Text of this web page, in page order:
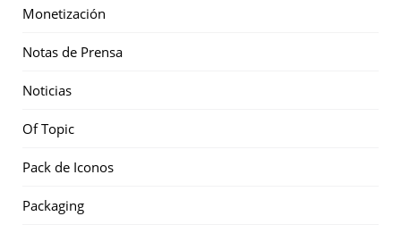
Monetización
Notas de Prensa
Noticias
Of Topic
Pack de Iconos
Packaging